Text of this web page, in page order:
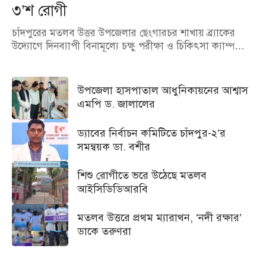
৩’শ রোগী
চাঁদপুরের মতলব উত্তর উপজেলার ছেংগারচর শাখায় ব্র্যাকের
উদ্যোগে দিনব্যাপী বিনামূল্যে চক্ষু পরীক্ষা ও চিকিৎসা ক্যাম্প…
উপজেলা হাসপাতাল আধুনিকায়নের আশ্বাস
এমপি ড. জালালের
ড্যাবের নির্বাচন কমিটিতে চাঁদপুর-২’র
সমন্বয়ক ডা. বশীর
শিশু রোগীতে ভরে উঠেছে মতলব
আইসিডিডিআরবি
মতলব উত্তরে প্রথম ম্যারাথন, ‘নদী রক্ষার’
ডাকে তরুণরা